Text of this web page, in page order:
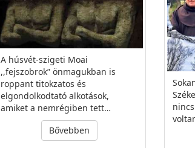
A húsvét-szigeti Moai
,,fejszobrok” önmagukban is
roppant titokzatos és
elgondolkodtató alkotások,
amiket a nemrégiben tett…
Bővebben